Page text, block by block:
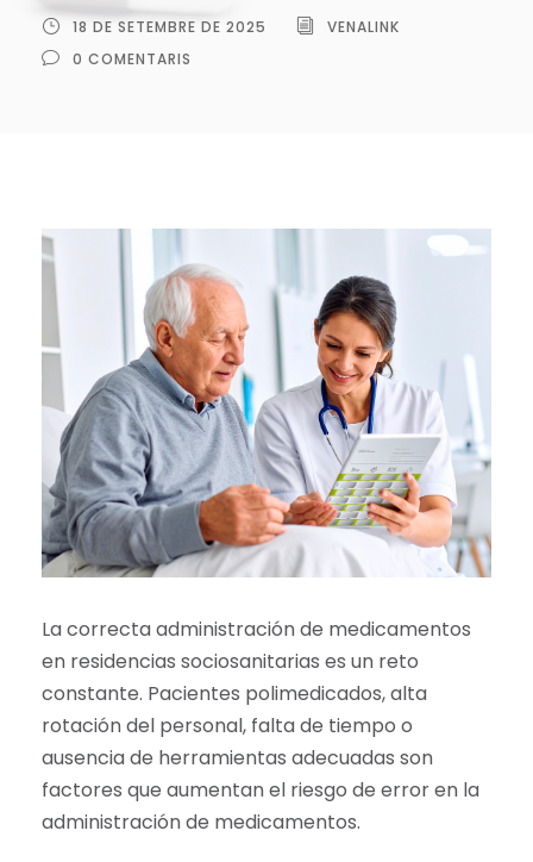
18 DE SETEMBRE DE 2025
VENALINK
0 COMENTARIS
La correcta administración de medicamentos
en residencias sociosanitarias es un reto
constante. Pacientes polimedicados, alta
rotación del personal, falta de tiempo o
ausencia de herramientas adecuadas son
factores que aumentan el riesgo de error en la
administración de medicamentos.